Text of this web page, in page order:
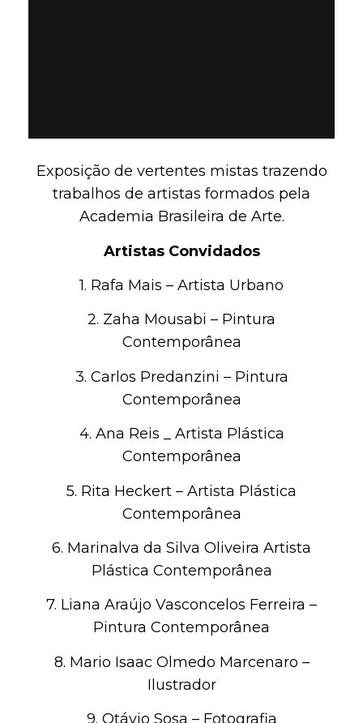
Exposição de vertentes mistas trazendo
trabalhos de artistas formados pela
Academia Brasileira de Arte.
Artistas Convidados
1. Rafa Mais – Artista Urbano
2. Zaha Mousabi – Pintura
Contemporânea
3. Carlos Predanzini – Pintura
Contemporânea
4. Ana Reis _ Artista Plástica
Contemporânea
5. Rita Heckert – Artista Plástica
Contemporânea
6. Marinalva da Silva Oliveira Artista
Plástica Contemporânea
7. Liana Araújo Vasconcelos Ferreira –
Pintura Contemporânea
8. Mario Isaac Olmedo Marcenaro –
Ilustrador
9. Otávio Sosa – Fotografia